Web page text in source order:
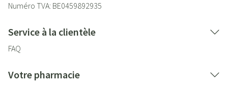
Numéro TVA: BE0459892935
Service à la clientèle
FAQ
Votre pharmacie